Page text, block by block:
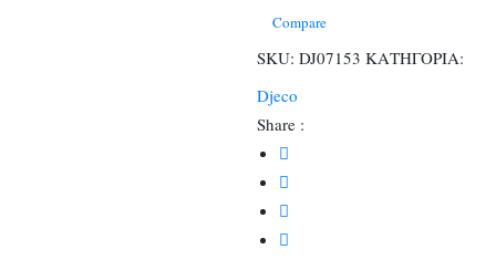
Compare
SKU: DJ07153 ΚΑΤΗΓΟΡΙΑ:
Djeco
Share :